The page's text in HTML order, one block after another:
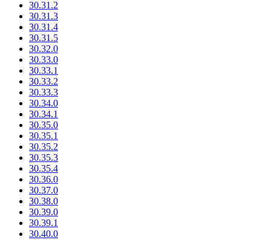
30.31.2
30.31.3
30.31.4
30.31.5
30.32.0
30.33.0
30.33.1
30.33.2
30.33.3
30.34.0
30.34.1
30.35.0
30.35.1
30.35.2
30.35.3
30.35.4
30.36.0
30.37.0
30.38.0
30.39.0
30.39.1
30.40.0